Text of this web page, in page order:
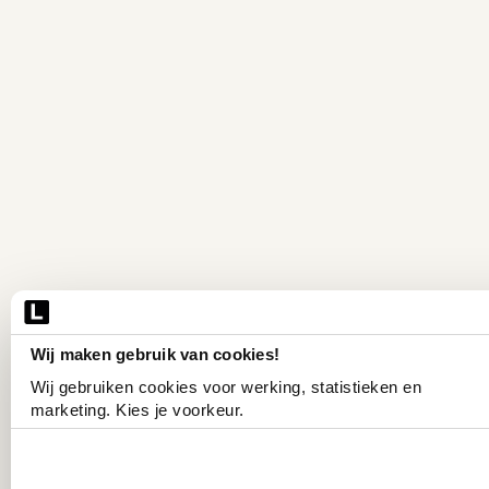
Wij maken gebruik van cookies!
Wij gebruiken cookies voor werking, statistieken en
marketing. Kies je voorkeur.